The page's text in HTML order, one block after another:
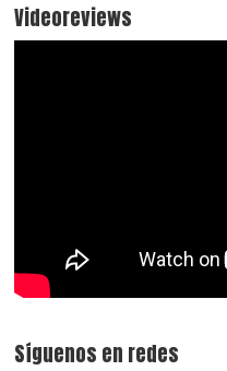
Videoreviews
Síguenos en redes